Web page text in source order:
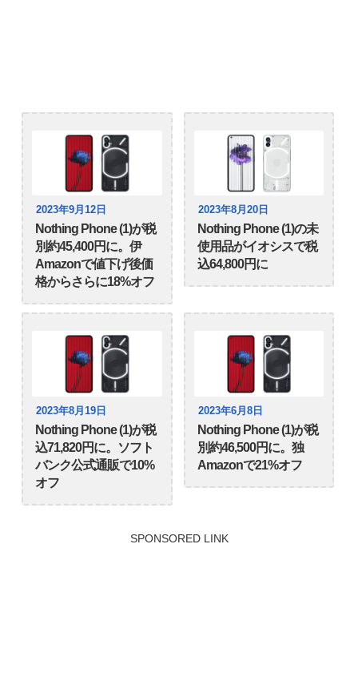
2023年9月12日
Nothing Phone (1)が税
別約45,400円に。伊
Amazonで値下げ後価
格からさらに18%オフ
2023年8月20日
Nothing Phone (1)の未
使用品がイオシスで税
込64,800円に
2023年8月19日
Nothing Phone (1)が税
込71,820円に。ソフト
バンク公式通販で10%
オフ
2023年6月8日
Nothing Phone (1)が税
別約46,500円に。独
Amazonで21%オフ
SPONSORED LINK